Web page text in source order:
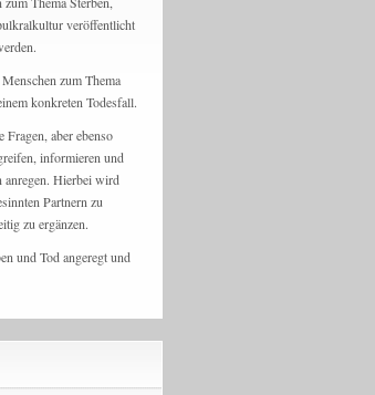
veröffentlicht
zum Thema
konkreten Todesfall.
Fragen, aber ebenso
informieren und
anregen. Hierbei wird
Partnern zu
zu ergänzen.
und Tod angeregt und